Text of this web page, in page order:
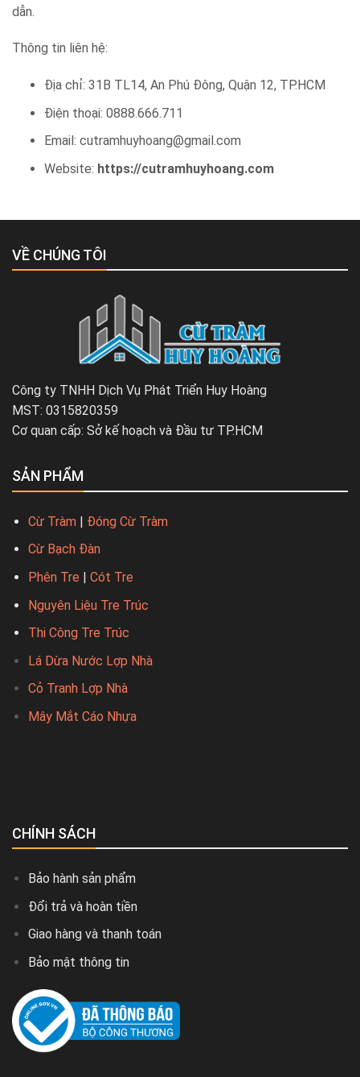
dẫn.
Thông tin liên hệ:
Địa chỉ: 31B TL14, An Phú Đông, Quận 12, TP.HCM
Điện thoại: 0888.666.711
Email: cutramhuyhoang@gmail.com
Website: https://cutramhuyhoang.com
VỀ CHÚNG TÔI
Công ty TNHH Dịch Vụ Phát Triển Huy Hoàng
MST: 0315820359
Cơ quan cấp: Sở kế hoạch và Đầu tư TP.HCM
SẢN PHẨM
Cừ Tràm | Đóng Cừ Tràm
Cừ Bạch Đàn
Phên Tre | Cót Tre
Nguyên Liệu Tre Trúc
Thi Công Tre Trúc
Lá Dừa Nước Lợp Nhà
Cỏ Tranh Lợp Nhà
Mây Mắt Cáo Nhựa
CHÍNH SÁCH
Bảo hành sản phẩm
Đổi trả và hoàn tiền
Giao hàng và thanh toán
Bảo mật thông tin